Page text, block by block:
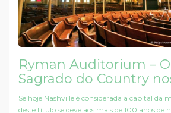
Ryman Auditorium –
Sagrado do Country
Se hoje Nashville é considerada a capital da
deste título se deve aos mais de 100 anos de